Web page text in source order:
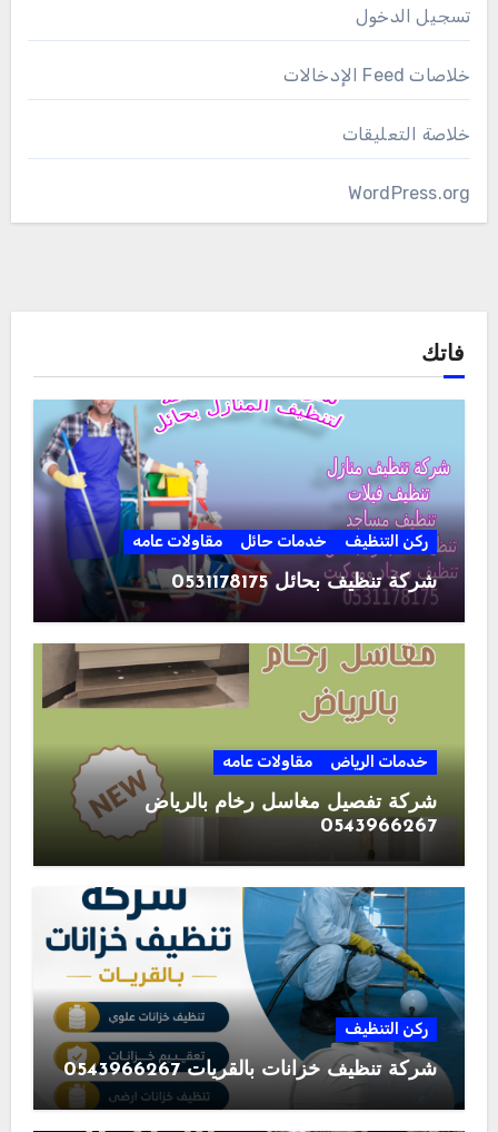
تسجيل الدخول
خلاصات Feed الإدخالات
خلاصة التعليقات
WordPress.org
فاتك
ركن التنظيف خدمات حائل مقاولات عامه
شركة تنظيف بحائل 0531178175
خدمات الرياض مقاولات عامه
شركة تفصيل مغاسل رخام بالرياض
0543966267
ركن التنظيف
شركة تنظيف خزانات بالقريات 0543966267